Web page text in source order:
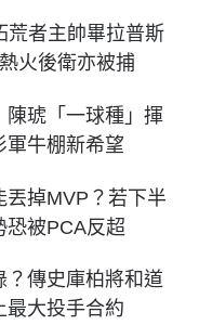
荒者主帥畢拉普斯
火後衛亦被捕
陳琥「一球種」揮
牛棚新希望
丟掉MVP？若下半
被PCA反超
？傳史庫柏將和道
最大投手合約